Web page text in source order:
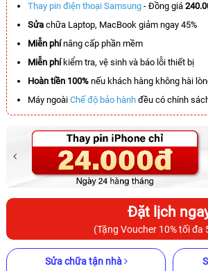
-7.700.000đ -4.000.000đ
Thay pin điện thoại Samsung - Đồng giá
Sửa chữa Laptop, MacBook giảm ngay 45%
Miễn phínâng cấp phần mềm
Miễn phíkiểm tra, vệ sinh và báo lỗi thiết bị
Hoàn tiền 100% nếu khách hàng không hài
Máy ngoài Chế độ bảo hành đều có chính
Đặt lịch
(Tặng Voucher 10% tối đa
Sửa chữa tận nhà